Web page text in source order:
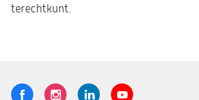
terechtkunt.